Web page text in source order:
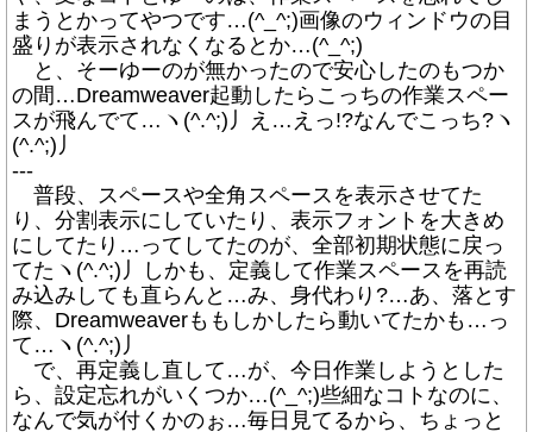
まうとかってやつです…(^_^;)画像のウィンドウの目
盛りが表示されなくなるとか…(^_^;)
と、そーゆーのが無かったので安心したのもつか
の間…Dreamweaver起動したらこっちの作業スペー
スが飛んでて…ヽ(^.^;)丿え…えっ!?なんでこっち?ヽ
(^.^;)丿
---
普段、スペースや全角スペースを表示させてた
り、分割表示にしていたり、表示フォントを大きめ
にしてたり…ってしてたのが、全部初期状態に戻っ
てたヽ(^.^;)丿しかも、定義して作業スペースを再読
み込みしても直らんと…み、身代わり?…あ、落とす
際、Dreamweaverももしかしたら動いてたかも…っ
て…ヽ(^.^;)丿
で、再定義し直して…が、今日作業しようとした
ら、設定忘れがいくつか…(^_^;)些細なコトなのに、
なんで気が付くかのぉ…毎日見てるから、ちょっと